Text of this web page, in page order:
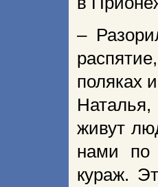
–
поляках
живут
нами по
кураж.